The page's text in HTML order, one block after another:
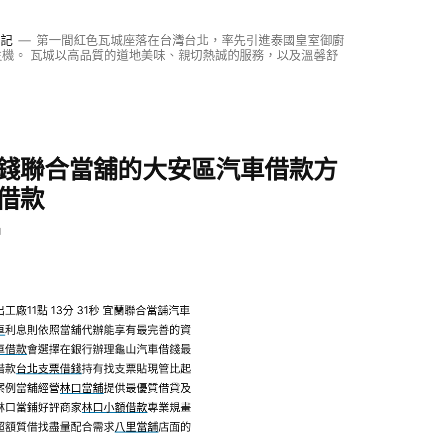
第一間紅色瓦城座落在台灣台北，率先引進泰國皇室御廚
。 瓦城以高品質的道地美味、親切熱誠的服務，以及溫馨舒
聯合當舖的大安區汽車借款方
款
廠11點 13分 31秒 宜蘭聯合當舖汽車
利息則依照當舖代辦能享有最完善的資
借款會選擇在銀行辦理龜山汽車借錢最
款台北支票借錢持有找支票貼現管比起
例當舖經營林口當舖提供最優質借貸及
口當鋪好評商家林口小額借款專業規畫
額質借找盡量配合需求八里當舖店面的